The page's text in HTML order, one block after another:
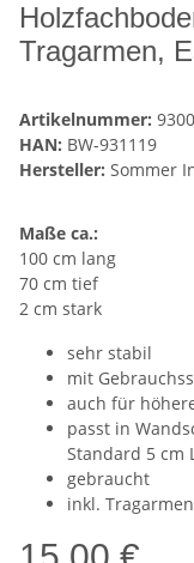
Tragarmen,
Artikelnummer:
HAN: BW-931119
Hersteller: Sommer
Maße ca.:
100 cm lang
70 cm tief
2 cm stark
sehr stabil
mit
auch für
passt in
Standard 5 cm
gebraucht
inkl. Tragarmen